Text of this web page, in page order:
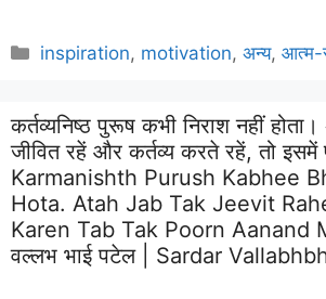
Categories
inspiration, motivation,अन्य,आत्म-
कर्तव्यनिष्ठ पुरूष कभी निराश नहीं
जीवित रहें और कर्तव्य करते रहें, तो इसमें
Karmanishth Purush Kabhee
Hota. Atah Jab Tak Jeevit
Karen Tab Tak Poorn Aanand
वल्लभ भाई पटेल | Sardar